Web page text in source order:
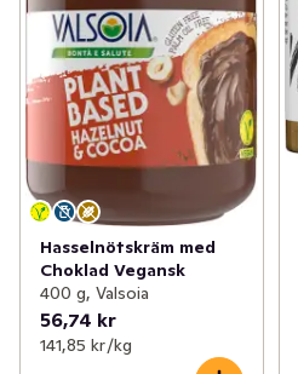
Hasselnötskräm med
Choklad Vegansk
400 g, Valsoia
56,74 kr
141,85 kr /kg